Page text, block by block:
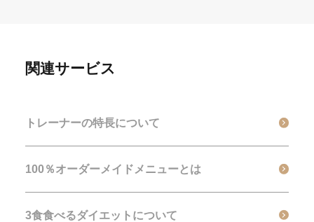
関連サービス
トレーナーの特長について
100％オーダーメイドメニューとは
3食食べるダイエットについて